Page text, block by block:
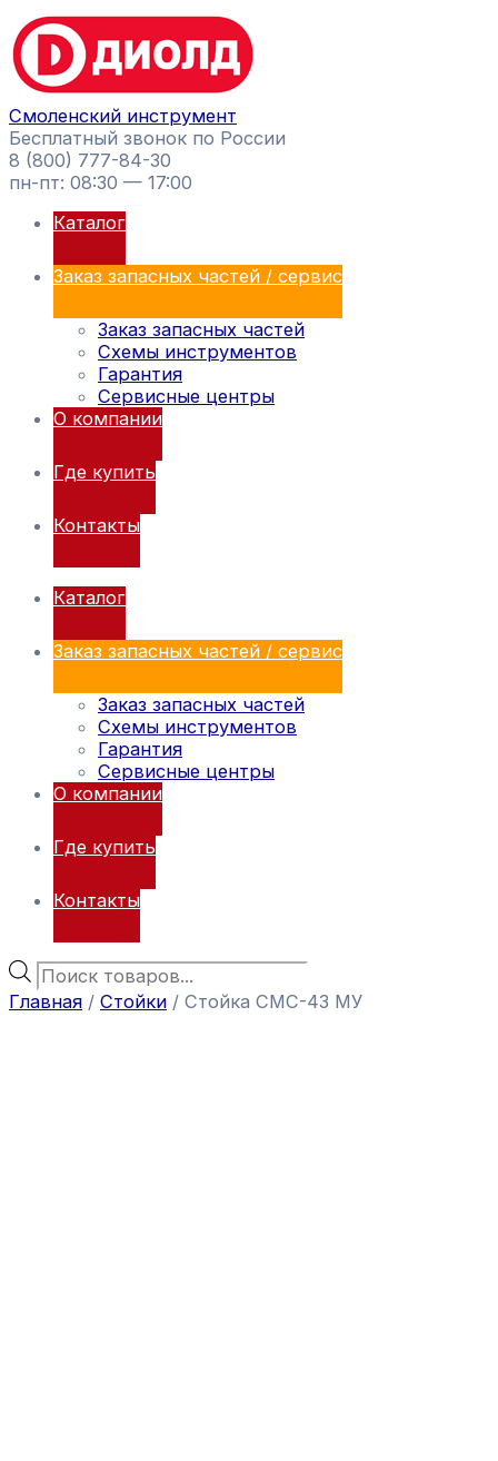
Перейти
к
содержимому
Смоленский инструмент
Бесплатный звонок по России
8 (800) 777-84-30
пн-пт: 08:30 — 17:00
Каталог
Заказ запасных частей / сервис
Заказ запасных частей
Схемы инструментов
Гарантия
Сервисные центры
О компании
Где купить
Контакты
Каталог
Заказ запасных частей / сервис
Заказ запасных частей
Схемы инструментов
Гарантия
Сервисные центры
О компании
Где купить
Контакты
Поиск
товаров
Главная / Стойки / Стойка СМС-43 МУ